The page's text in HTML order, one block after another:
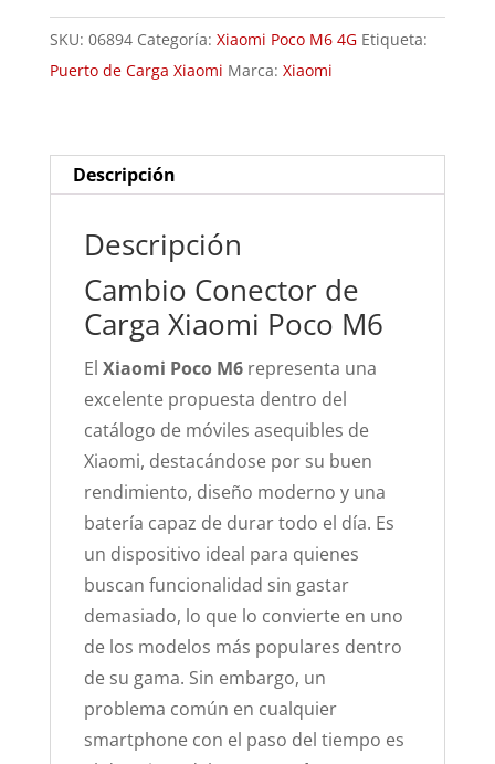
Carga
Xiaomi
Poco
SKU: 06894 Categoría: Xiaomi Poco M6 4G Etiqueta:
Puerto de Carga Xiaomi Marca: Xiaomi
Descripción
Descripción
Cambio Conector de
Carga Xiaomi Poco M6
El Xiaomi Poco M6representa una
excelente propuesta dentro del
catálogo de móviles asequibles de
Xiaomi, destacándose por su buen
rendimiento, diseño moderno y una
batería capaz de durar todo el día. Es
un dispositivo ideal para quienes
buscan funcionalidad sin gastar
demasiado, lo que lo convierte en uno
de los modelos más populares dentro
de su gama. Sin embargo, un
problema común en cualquier
smartphone con el paso del tiempo es